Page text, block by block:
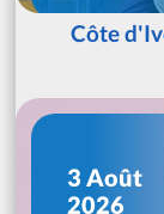
Côte
3 Août
2026